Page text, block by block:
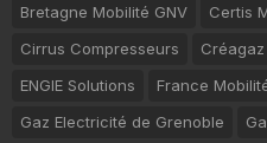
Bretagne Mobilité GNV
Certis
Cirrus Compresseurs
Créagaz
ENGIE Solutions
France
Gaz Electricité de Grenoble